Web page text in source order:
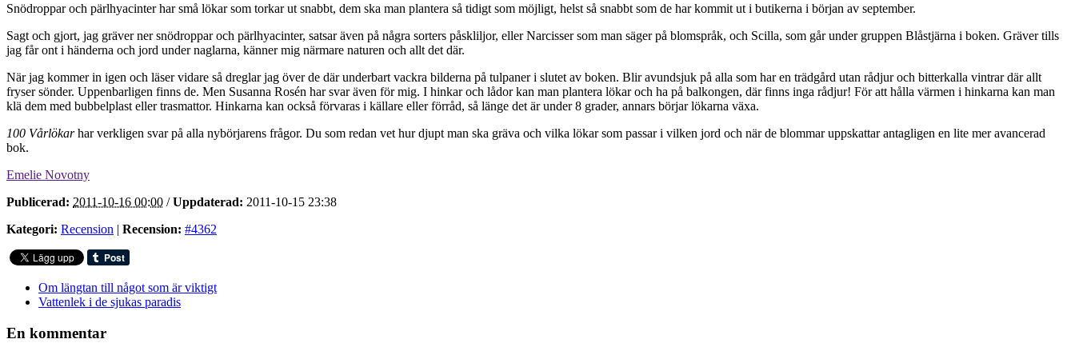
Snödroppar och pärlhyacinter har små lökar som torkar ut snabbt, dem ska man plantera så tidigt som möjligt, helst så snabbt som de har kommit ut i butikerna i början av september.
Sagt och gjort, jag gräver ner snödroppar och pärlhyacinter, satsar även på några sorters påskliljor, eller Narcisser som man säger på blomspråk, och Scilla, som går under gruppen Blåstjärna i boken. Gräver tills
jag får ont i händerna och jord under naglarna, känner mig närmare naturen och allt det där.
När jag kommer in igen och läser vidare så dreglar jag över de där underbart vackra bilderna på tulpaner i slutet av boken. Blir avundsjuk på alla som har en trädgård utan rådjur och bitterkalla vintrar där allt
fryser sönder. Uppenbarligen finns de. Men Susanna Rosén har svar även för mig. I hinkar och lådor kan man plantera lökar och ha på balkongen, där finns inga rådjur! För att hålla värmen i hinkarna kan man
klä dem med bubbelplast eller trasmattor. Hinkarna kan också förvaras i källare eller förråd, så länge det är under 8 grader, annars börjar lökarna växa.
100 Vårlökarhar verkligen svar på alla nybörjarens frågor. Du som redan vet hur djupt man ska gräva och vilka lökar som passar i vilken jord och när de blommar uppskattar antagligen en lite mer avancerad
bok.
Emelie Novotny
Publicerad: 2011-10-16 00:00 /Uppdaterad: 2011-10-15 23:38
Kategori: Recension | Recension: #4362
Om längtan till något som är viktigt
Vattenlek i de sjukas paradis
En kommentar